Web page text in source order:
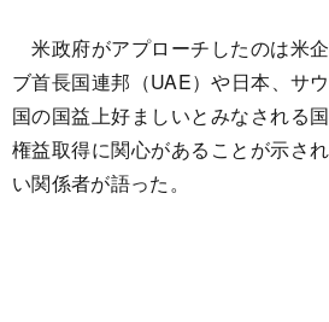
米政府がアプローチしたのは米
ブ首長国連邦（UAE）や日本、サ
国の国益上好ましいとみなされる
権益取得に関心があることが示さ
い関係者が語った。